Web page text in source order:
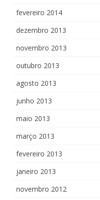
fevereiro 2014
dezembro 2013
novembro 2013
outubro 2013
agosto 2013
junho 2013
maio 2013
março 2013
fevereiro 2013
janeiro 2013
novembro 2012